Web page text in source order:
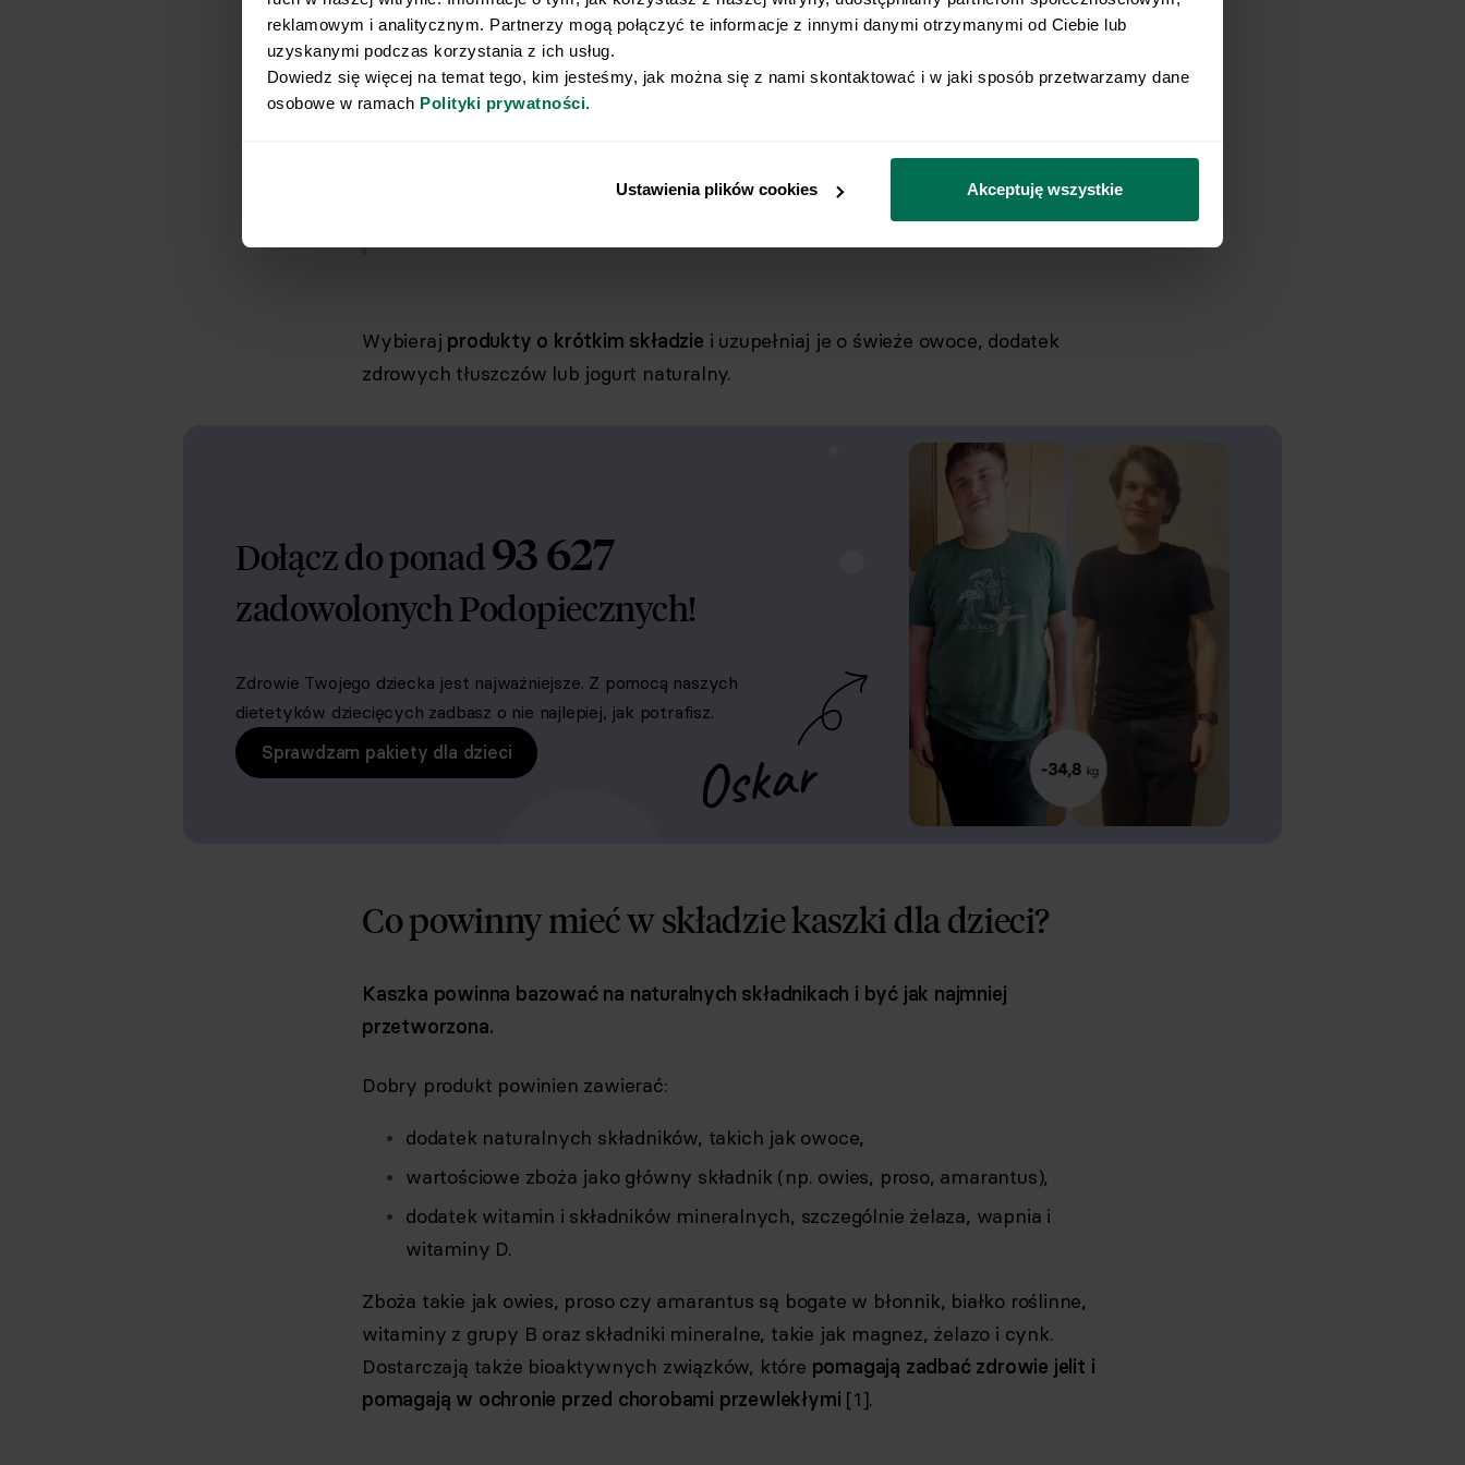
reklamowym i analitycznym. Partnerzy mogą połączyć te informacje z innymi danymi otrzymanymi od Ciebie lub
uzyskanymi podczas korzystania z ich usług.
Dowiedz się więcej na temat tego, kim jesteśmy, jak można się z nami skontaktować i w jaki sposób przetwarzamy dane
osobowe w ramach Polityki prywatności.
Ustawienia plików cookies Akceptuję wszystkie
Najlepsze produkty mają prosty skład, bazują
na pełnoziarnistych składnikach i nie zawierają
dodatku cukru ani sztucznych aromatów.
Wybieraj produkty o krótkim składzie i uzupełniaj je o świeże owoce, dodatek
zdrowych tłuszczów lub jogurt naturalny.
Dołącz do ponad93 627
zadowolonych Podopiecznych!
Zdrowie Twojego dziecka jest najważniejsze. Z pomocą naszych
dietetyków dziecięcych zadbasz o nie najlepiej, jak potrafisz.
Sprawdzam pakiety dla dzieci
Co powinny mieć w składzie kaszki dla dzieci?
Kaszka powinna bazować na naturalnych składnikach i być jak najmniej
przetworzona.
Dobry produkt powinien zawierać:
dodatek naturalnych składników, takich jak owoce,
wartościowe zboża jako główny składnik (np. owies, proso, amarantus),
dodatek witamin i składników mineralnych, szczególnie żelaza, wapnia i
witaminy D.
Zboża takie jak owies, proso czy amarantus są bogate w błonnik, białko roślinne,
witaminy z grupy B oraz składniki mineralne, takie jak magnez, żelazo i cynk.
Dostarczają także bioaktywnych związków, które pomagają zadbać zdrowie jelit i
pomagają w ochronie przed chorobami przewlekłymi [1].